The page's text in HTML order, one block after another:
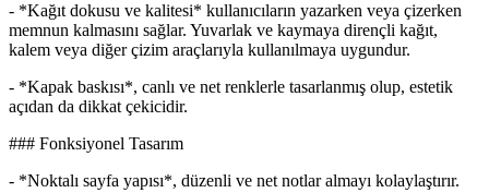
- *Kağıt dokusu ve kalitesi* kullanıcıların yazarken veya çizerken
memnun kalmasını sağlar. Yuvarlak ve kaymaya dirençli kağıt,
kalem veya diğer çizim araçlarıyla kullanılmaya uygundur.
- *Kapak baskısı*, canlı ve net renklerle tasarlanmış olup, estetik
açıdan da dikkat çekicidir.
### Fonksiyonel Tasarım
- *Noktalı sayfa yapısı*, düzenli ve net notlar almayı kolaylaştırır.